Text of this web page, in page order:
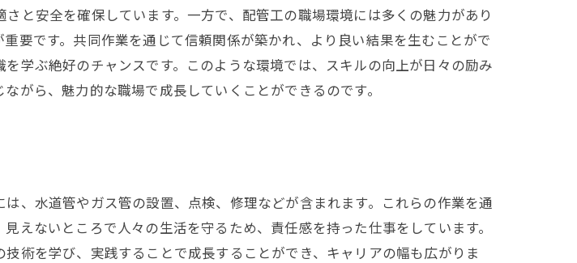
と安全を確保しています。一方で、配管工の職場環境には多くの魅力があり
要です。共同作業を通じて信頼関係が築かれ、より良い結果を生むことがで
学ぶ絶好のチャンスです。このような環境では、スキルの向上が日々の励み
がら、魅力的な職場で成長していくことができるのです。
、水道管やガス管の設置、点検、修理などが含まれます。これらの作業を通
えないところで人々の生活を守るため、責任感を持った仕事をしています。
術を学び、実践することで成長することができ、キャリアの幅も広がりま